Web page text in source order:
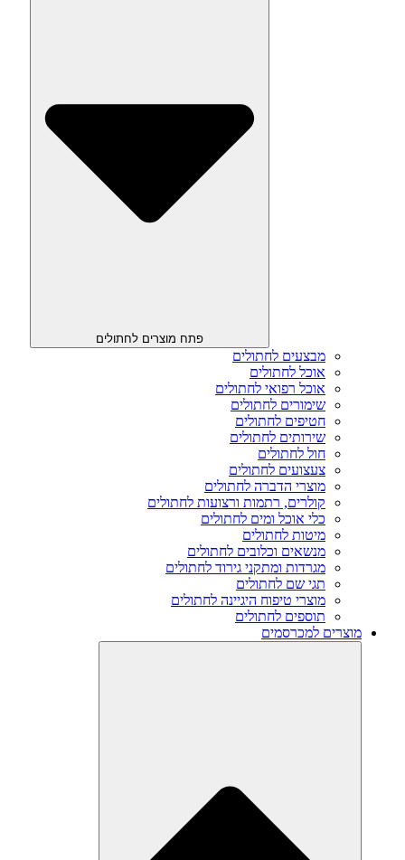
פתח מוצרים לחתולים
מבצעים לחתולים
אוכל לחתולים
אוכל רפואי לחתולים
שימורים לחתולים
חטיפים לחתולים
שירותים לחתולים
חול לחתולים
צעצועים לחתולים
מוצרי הדברה לחתולים
קולרים, רתמות ורצועות לחתולים
כלי אוכל ומים לחתולים
מיטות לחתולים
מנשאים וכלובים לחתולים
מגרדות ומתקני גירוד לחתולים
תגי שם לחתולים
מוצרי טיפוח היגיינה לחתולים
תוספים לחתולים
מוצרים למכרסמים